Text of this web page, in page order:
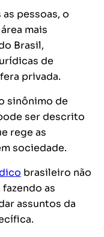
pessoas, o
mais
Brasil,
de
privada.
sinônimo de
ser descrito
rege as
sociedade.
brasileiro não
as
assuntos da